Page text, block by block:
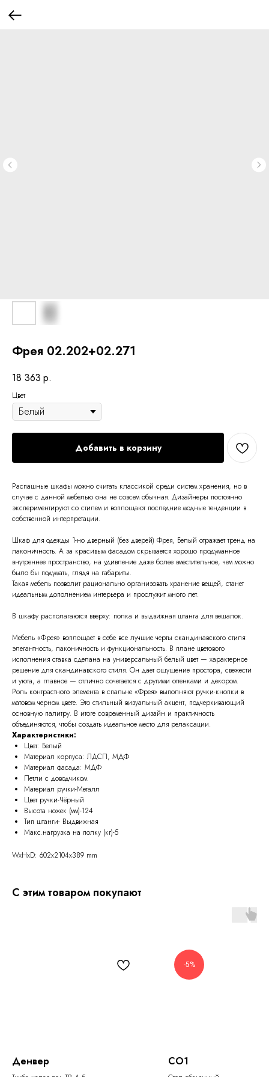
Фрея 02.202+02.271
18 363 р.
Цвет
Добавить в корзину
Распашные шкафы можно считать классикой среди систем хранения, но в
случае с данной мебелью она не совсем обычная. Дизайнеры постоянно
экспериментируют со стилем и воплощают последние модные тенденции в
собственной интерпретации.
Шкаф для одежды 1-но дверный (без дверей) Фрея, Белый отражает тренд на
лаконичность. А за красивым фасадом скрывается хорошо продуманное
внутреннее пространство, на удивление даже более вместительное, чем можно
было бы подумать, глядя на габариты.
Такая мебель позволит рационально организовать хранение вещей, станет
идеальным дополнением интерьера и прослужит много лет.
В шкафу располагаются вверху: полка и выдвижная штанга для вешалок.
Мебель «Фрея» воплощает в себе все лучшие черты скандинавского стиля:
элегантность, лаконичность и функциональность. В плане цветового
исполнения ставка сделана на универсальный белый цвет — характерное
решение для скандинавского стиля. Он дает ощущение простора, свежести
и уюта, а главное — отлично сочетается с другими оттенками и декором.
Роль контрастного элемента в спальне «Фрея» выполняют ручки-кнопки в
матовом черном цвете. Это стильный визуальный акцент, подчеркивающий
основную палитру. В итоге современный дизайн и практичность
объединяются, чтобы создать идеальное место для релаксации.
Характеристики:
Цвет: Белый
Материал корпуса: ЛДСП, МДФ
Материал фасада: МДФ
Петли с доводчиком
Материал ручки-Металл
Цвет ручки-Чёрный
Высота ножек (мм)-124
Тип штанги- Выдвижная
Макс.нагрузка на полку (кг)-5
WxHxD: 602x2104x389 mm
С этим товаром покупают
Денвер
-5%
СО1